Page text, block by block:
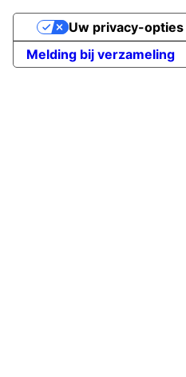
Melding bij verzameling
Uw privacy-opties